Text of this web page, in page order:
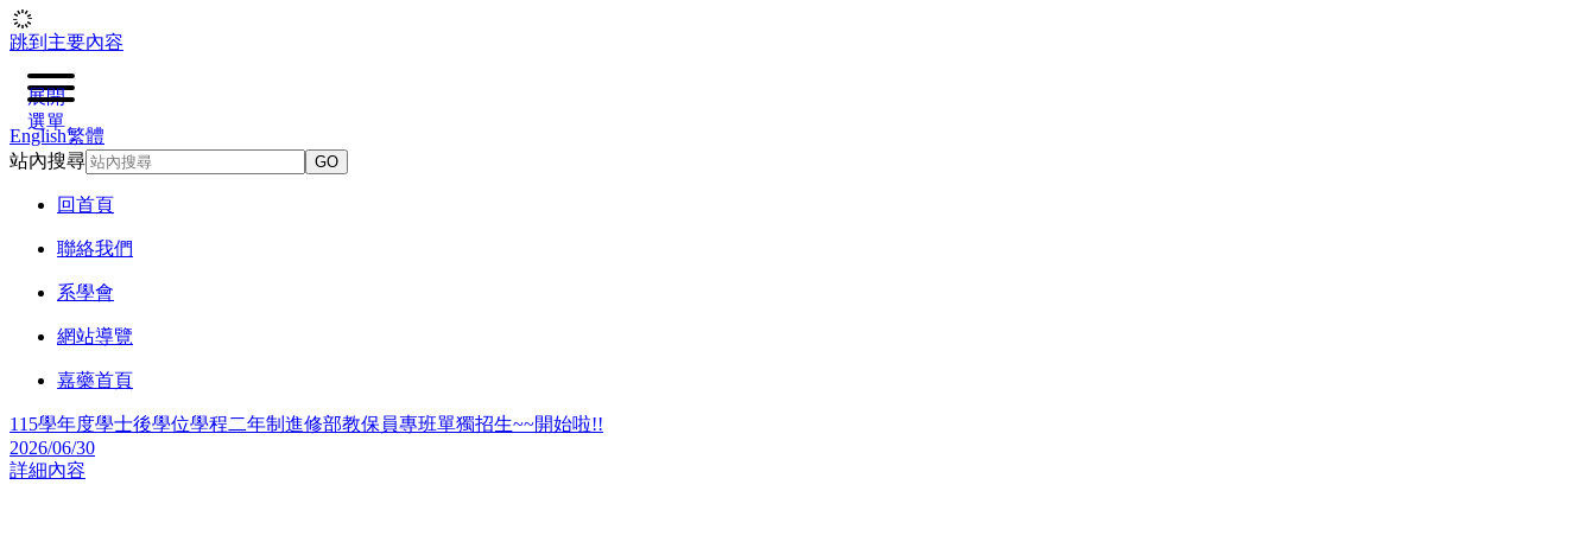
跳到主要內容
展開
選單
English繁體
站內搜尋
GO
回首頁
聯絡我們
系學會
網站導覽
嘉藥首頁
保員專班單獨招生~~開始啦!!